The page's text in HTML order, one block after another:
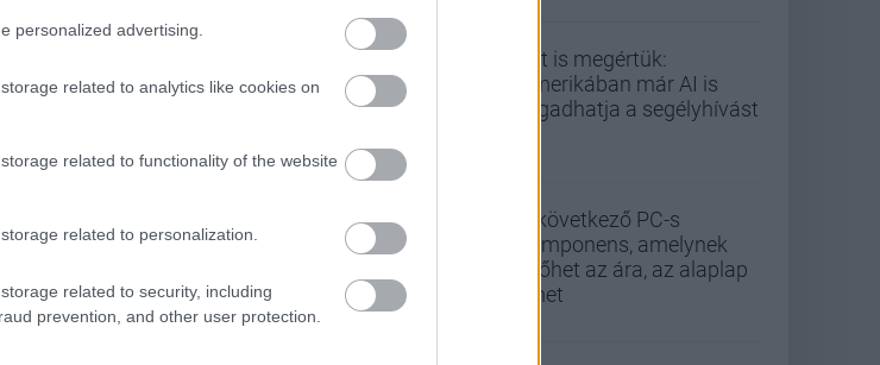
personalized advertising.
related to analytics like cookies on
related to functionality of the website
related to personalization.
related to security, including
prevention, and other user protection.
Ezt is megértük:
Amerikában már AI is
fogadhatja a segélyhívást
A következő PC-s
komponens, amelynek
kilőhet az ára, az alaplap
lehet